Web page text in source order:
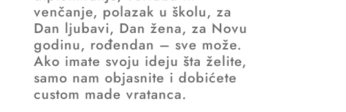
venčanje, polazak u školu, za
Dan ljubavi, Dan žena, za Novu
godinu, rođendan – sve može.
Ako imate svoju ideju šta želite,
samo nam objasnite i dobićete
custom made vratanca.